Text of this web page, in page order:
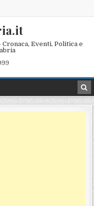
Eventi, Politica e